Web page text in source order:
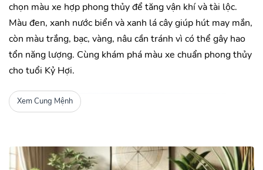
chọn màu xe hợp phong thủy để tăng vận khí và tài lộc.
Màu đen, xanh nước biển và xanh lá cây giúp hút may mắn,
còn màu trắng, bạc, vàng, nâu cần tránh vì có thể gây hao
tổn năng lượng. Cùng khám phá màu xe chuẩn phong thủy
cho tuổi Kỷ Hợi.
Xem Cung Mệnh